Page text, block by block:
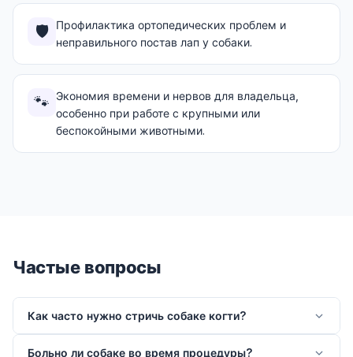
🛡️
Профилактика ортопедических проблем и
неправильного постав лап у собаки.
🐾 Экономия времени и нервов для владельца,
особенно при работе с крупными или
беспокойными животными.
Частые вопросы
Как часто нужно стричь собаке когти?
Больно ли собаке во время процедуры?